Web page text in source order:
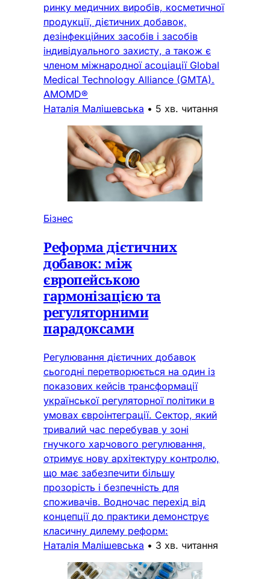
ринку медичних виробів, косметичної
продукції, дієтичних добавок,
дезінфекційних засобів і засобів
індивідуального захисту, а також є
членом міжнародної асоціації Global
Medical Technology Alliance (GMTA).
AMOMD®
Наталія Малішевська • 5 хв. читання
Бізнес
Реформа дієтичних
добавок: між
європейською
гармонізацією та
регуляторними
парадоксами
Регулювання дієтичних добавок
сьогодні перетворюється на один із
показових кейсів трансформації
української регуляторної політики в
умовах євроінтеграції. Сектор, який
тривалий час перебував у зоні
гнучкого харчового регулювання,
отримує нову архітектуру контролю,
що має забезпечити більшу
прозорість і безпечність для
споживачів. Водночас перехід від
концепції до практики демонструє
класичну дилему реформ:
Наталія Малішевська • 3 хв. читання